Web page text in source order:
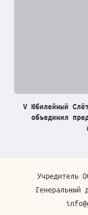
in
V Юбилейный
объединил
Учредитель
Генеральный